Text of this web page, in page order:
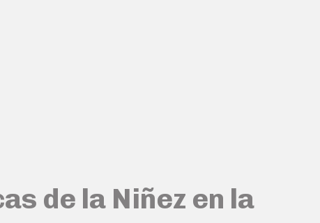
de la Niñez en la